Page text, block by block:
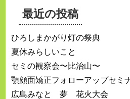
最近の投稿
ひろしまかがり灯の祭典
夏休みらしいこと
セミの観察会〜比治山〜
顎顔面矯正フォローアップセミ
広島みなと 夢 花火大会